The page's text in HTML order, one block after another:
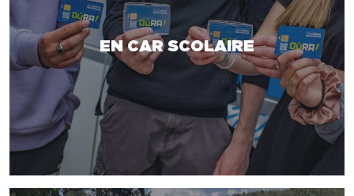
EN CAR SCOLAIRE